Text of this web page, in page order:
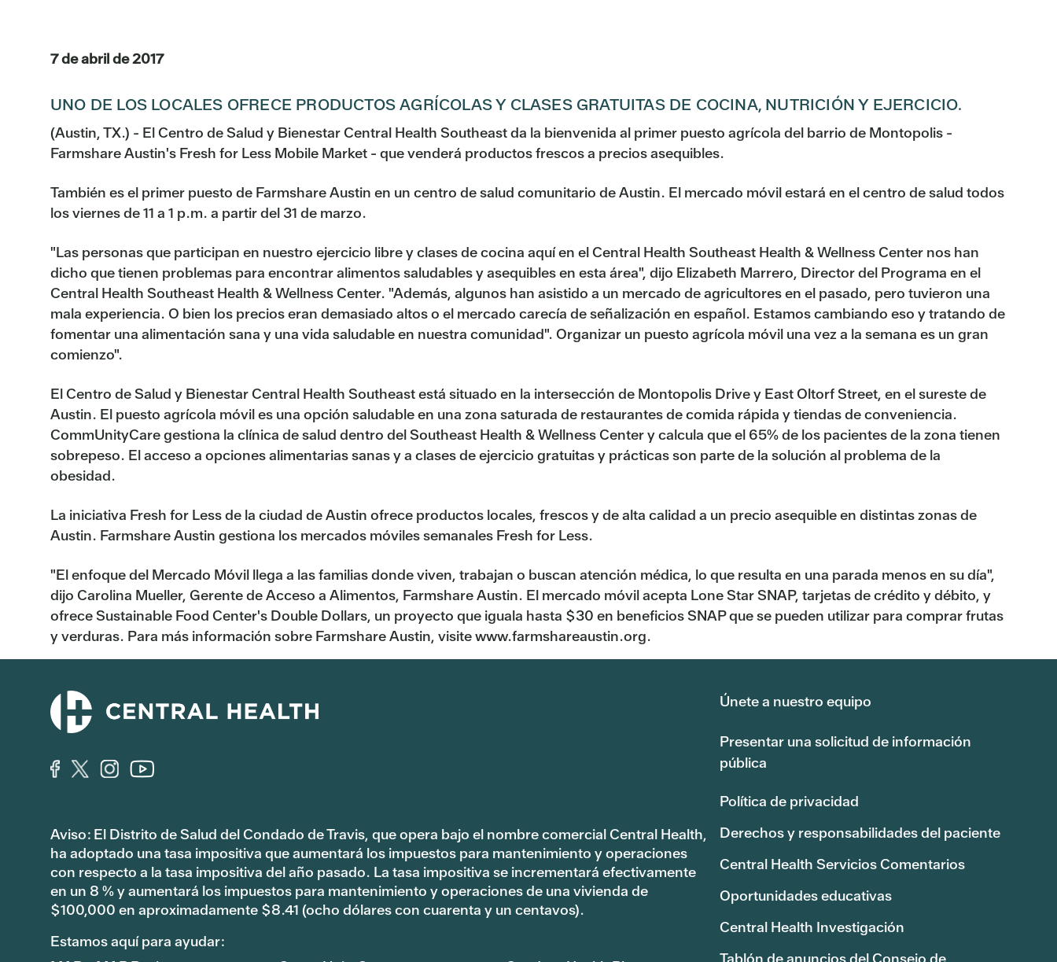
7 de abril de 2017
UNO DE LOS LOCALES OFRECE PRODUCTOS AGRÍCOLAS Y CLASES GRATUITAS DE COCINA, NUTRICIÓN Y EJERCICIO.
(Austin, TX.) - El Centro de Salud y Bienestar Central Health Southeast da la bienvenida al primer puesto agrícola del barrio de Montopolis -
Farmshare Austin's Fresh for Less Mobile Market - que venderá productos frescos a precios asequibles.
También es el primer puesto de Farmshare Austin en un centro de salud comunitario de Austin. El mercado móvil estará en el centro de salud todos
los viernes de 11 a 1 p.m. a partir del 31 de marzo.
"Las personas que participan en nuestro ejercicio libre y clases de cocina aquí en el Central Health Southeast Health & Wellness Center nos han
dicho que tienen problemas para encontrar alimentos saludables y asequibles en esta área", dijo Elizabeth Marrero, Director del Programa en el
Central Health Southeast Health & Wellness Center. "Además, algunos han asistido a un mercado de agricultores en el pasado, pero tuvieron una
mala experiencia. O bien los precios eran demasiado altos o el mercado carecía de señalización en español. Estamos cambiando eso y tratando de
fomentar una alimentación sana y una vida saludable en nuestra comunidad". Organizar un puesto agrícola móvil una vez a la semana es un gran
comienzo".
El Centro de Salud y Bienestar Central Health Southeast está situado en la intersección de Montopolis Drive y East Oltorf Street, en el sureste de
Austin. El puesto agrícola móvil es una opción saludable en una zona saturada de restaurantes de comida rápida y tiendas de conveniencia.
CommUnityCare gestiona la clínica de salud dentro del Southeast Health & Wellness Center y calcula que el 65% de los pacientes de la zona tienen
sobrepeso. El acceso a opciones alimentarias sanas y a clases de ejercicio gratuitas y prácticas son parte de la solución al problema de la
obesidad.
La iniciativa Fresh for Less de la ciudad de Austin ofrece productos locales, frescos y de alta calidad a un precio asequible en distintas zonas de
Austin. Farmshare Austin gestiona los mercados móviles semanales Fresh for Less.
"El enfoque del Mercado Móvil llega a las familias donde viven, trabajan o buscan atención médica, lo que resulta en una parada menos en su día",
dijo Carolina Mueller, Gerente de Acceso a Alimentos, Farmshare Austin. El mercado móvil acepta Lone Star SNAP, tarjetas de crédito y débito, y
ofrece Sustainable Food Center's Double Dollars, un proyecto que iguala hasta $30 en beneficios SNAP que se pueden utilizar para comprar frutas
y verduras. Para más información sobre Farmshare Austin, visite www.farmshareaustin.org.
Aviso: El Distrito de Salud del Condado de Travis, que opera bajo el nombre comercial Central Health,
ha adoptado una tasa impositiva que aumentará los impuestos para mantenimiento y operaciones
con respecto a la tasa impositiva del año pasado. La tasa impositiva se incrementará efectivamente
en un 8 % y aumentará los impuestos para mantenimiento y operaciones de una vivienda de
$100,000 en aproximadamente $8.41 (ocho dólares con cuarenta y un centavos).
Estamos aquí para ayudar:
Únete a nuestro equipo
Presentar una solicitud de información
pública
Política de privacidad
Derechos y responsabilidades del paciente
Central Health Servicios Comentarios
Oportunidades educativas
Central Health Investigación